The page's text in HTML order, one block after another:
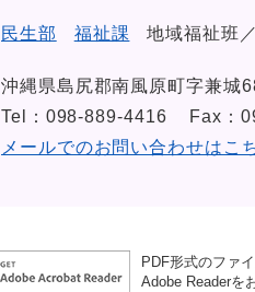
民生部 福祉課 地域福祉班
沖縄県島尻郡南風原町字兼城
Tel：098-889-4416
Fax：
メールでのお問い合わせはこ
PDF形式のファ
Adobe Readerを